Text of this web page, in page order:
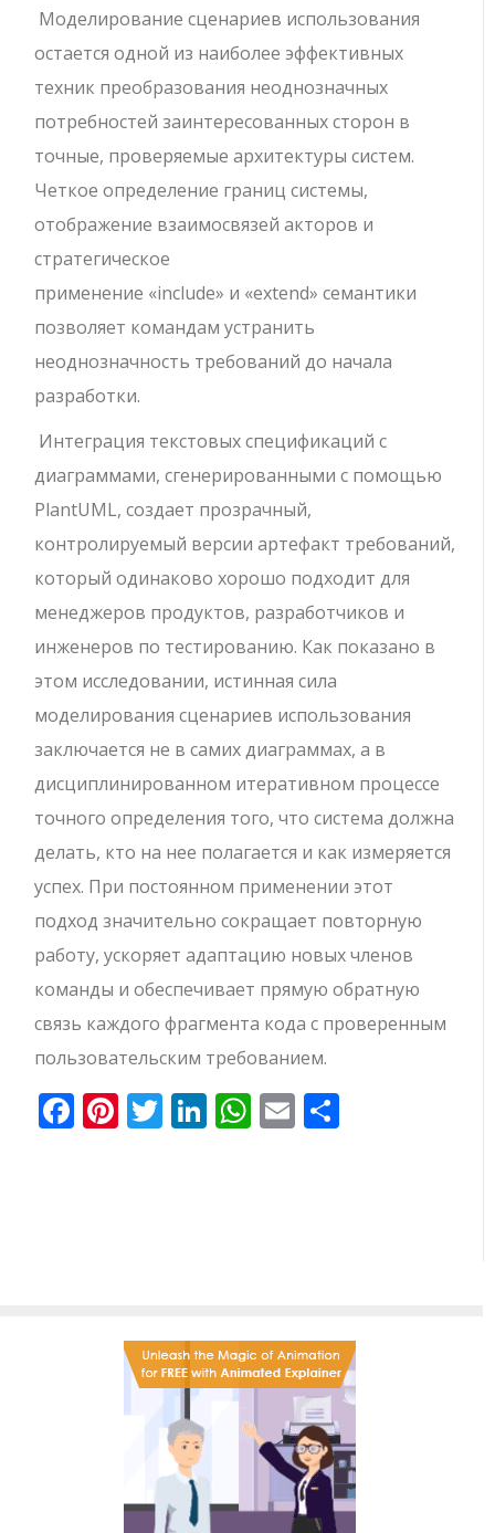
Моделирование сценариев использования
остается одной из наиболее эффективных
техник преобразования неоднозначных
потребностей заинтересованных сторон в
точные, проверяемые архитектуры систем.
Четкое определение границ системы,
отображение взаимосвязей акторов и
стратегическое
применение «include» и «extend» семантики
позволяет командам устранить
неоднозначность требований до начала
разработки.
Интеграция текстовых спецификаций с
диаграммами, сгенерированными с помощью
PlantUML, создает прозрачный,
контролируемый версии артефакт требований,
который одинаково хорошо подходит для
менеджеров продуктов, разработчиков и
инженеров по тестированию. Как показано в
этом исследовании, истинная сила
моделирования сценариев использования
заключается не в самих диаграммах, а в
дисциплинированном итеративном процессе
точного определения того, что система должна
делать, кто на нее полагается и как измеряется
успех. При постоянном применении этот
подход значительно сокращает повторную
работу, ускоряет адаптацию новых членов
команды и обеспечивает прямую обратную
связь каждого фрагмента кода с проверенным
пользовательским требованием.
Facebook
Pinterest
Twitter
LinkedIn
WhatsApp
Email